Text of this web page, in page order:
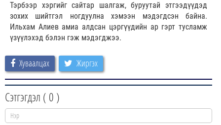
Тэрбээр хэргийг сайтар шалгаж, буруутай этгээдүүдэд
зохих шийтгэл ногдуулна хэмээн мэдэгдсэн байна.
Ильхам Алиев амиа алдсан цэргүүдийн ар гэрт тусламж
үзүүлэхэд бэлэн гэж мэдэгджээ.
Хуваалцах Жиргэх
Сэтгэгдэл ( 0 )